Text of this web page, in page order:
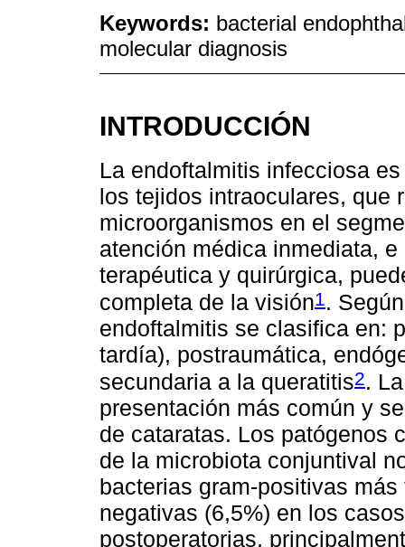
Keywords: bacterial
molecular diagnosis
INTRODUCCIÓN
La endoftalmitis infecciosa
los tejidos intraoculares, que
microorganismos en el
atención médica inmediata,
terapéutica y quirúrgica,
completa de la visión1 .
endoftalmitis se clasifica en:
tardía), postraumática,
secundaria a la queratitis2.
presentación más común y
de cataratas. Los patógenos
de la microbiota conjuntival
bacterias gram-positivas
negativas (6,5%) en los
postoperatorias,